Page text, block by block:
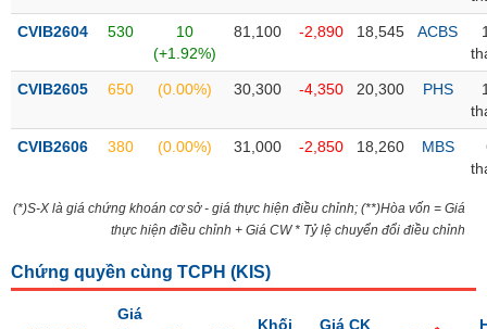
mới
yết
bổ
Hủy
đặc
CVIB2604 530
10
(+1.92%)
81,100 -2,890 18,545 ACBS
CVIB2605 650 (0.00%) 30,300 -4,350 20,300 PHS
CVIB2606 380 (0.00%) 31,000 -2,850 18,260 MBS
(*)S-X là giá chứng khoán cơ sở - giá thực hiện điều chỉnh; (**)Hòa vốn = Giá
thực hiện điều chỉnh + Giá CW * Tỷ lệ chuyển đổi điều chỉnh
Chứng quyền cùng TCPH (KIS)
Giá
Khối
Giá CK
PHÁI
TRÁI
PHIẾU
CỤ
ĐẦU